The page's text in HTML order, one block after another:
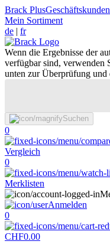
Brack PlusGeschäftskunden
Mein Sortiment
de | fr
Wenn die Ergebnisse der
verfügbar sind, verwenden
unten zur Überprüfung und
Suchen
0
Vergleich
0
Merklisten
Anmelden
0
CHF0.00